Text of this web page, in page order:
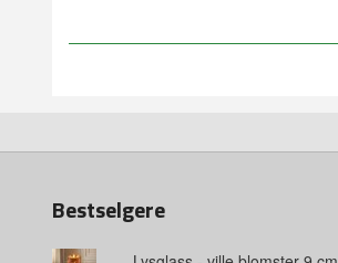
Bestselgere